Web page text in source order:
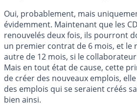
Oui, probablement, mais
évidemment. Maintenant que les
renouvelés deux fois, ils pourront
un premier contrat de 6 mois, et le
autre de 12 mois, si le
Mais en tout état de cause, cette
de créer des nouveaux emplois,
des emplois qui se seraient créés
bien ainsi.